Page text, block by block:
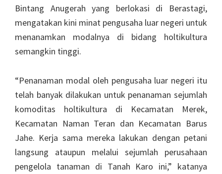
Bintang Anugerah yang berlokasi di Berastagi,
mengatakan kini minat pengusaha luar negeri untuk
menanamkan modalnya di bidang holtikultura
semangkin tinggi.
“Penanaman modal oleh pengusaha luar negeri itu
telah banyak dilakukan untuk penanaman sejumlah
komoditas holtikultura di Kecamatan Merek,
Kecamatan Naman Teran dan Kecamatan Barus
Jahe. Kerja sama mereka lakukan dengan petani
langsung ataupun melalui sejumlah perusahaan
pengelola tanaman di Tanah Karo ini,” katanya